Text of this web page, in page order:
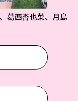
葛西杏也菜、月島